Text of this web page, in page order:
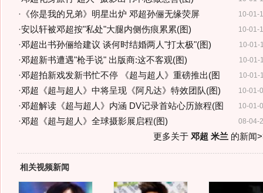
10-01-
· 《你是我的兄弟》明星出炉 邓超孙俪无缘荧屏
10-01-
·安以轩被邓超按"私处"大腿内侧伤痕累累(图)
10-01-
·邓超出书孙俪给建议 谈何时结婚两人"打太极"(图)
10-01-
·邓超新书遭遇"枪手说" 出版商:这不客观(图)
10-01-
·邓超拍新戏发新书忙不停 《超与超人》重磅推出(图
10-01-
·邓超《超与超人》中将呈现《阿凡达》特效团队(图)
10-01-
·邓超解读《超与超人》内涵 DV记录首站心历旅程(图
08-04-
·邓超《超与超人》全球摄影展启程(图)
更多关于 邓超 米兰 的新闻
相关视频新闻